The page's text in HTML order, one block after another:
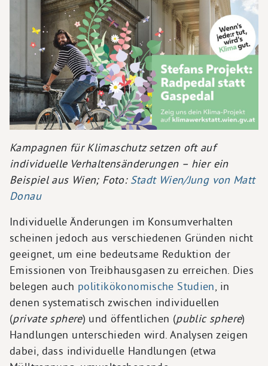
Kampagnen für Klimaschutz setzen oft auf
individuelle Verhaltensänderungen – hier ein
Beispiel aus Wien; Foto: Stadt Wien/Jung von Matt
Donau
Individuelle Änderungen im Konsumverhalten
scheinen jedoch aus verschiedenen Gründen nicht
geeignet, um eine bedeutsame Reduktion der
Emissionen von Treibhausgasen zu erreichen. Dies
belegen auch politikökonomische Studien, in
denen systematisch zwischen individuellen
(private sphere) und öffentlichen (public sphere)
Handlungen unterschieden wird. Analysen zeigen
dabei, dass individuelle Handlungen (etwa